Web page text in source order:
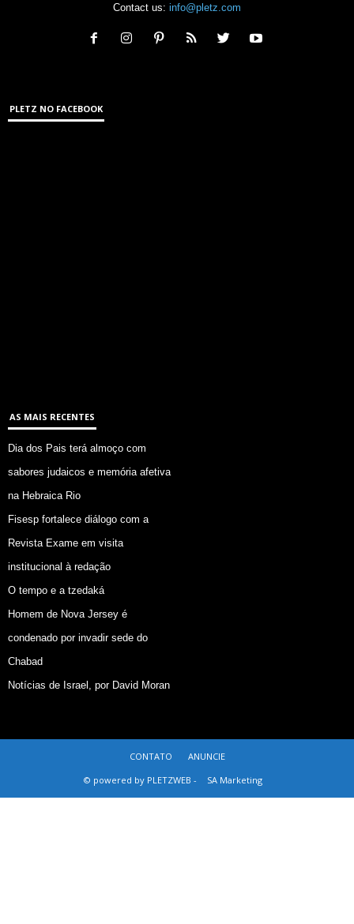
Contact us: info@pletz.com
PLETZ NO FACEBOOK
AS MAIS RECENTES
Dia dos Pais terá almoço com
sabores judaicos e memória afetiva
na Hebraica Rio
Fisesp fortalece diálogo com a
Revista Exame em visita
institucional à redação
O tempo e a tzedaká
Homem de Nova Jersey é
condenado por invadir sede do
Chabad
Notícias de Israel, por David Moran
CONTATO
ANUNCIE
© powered by PLETZWEB -
SA Marketing